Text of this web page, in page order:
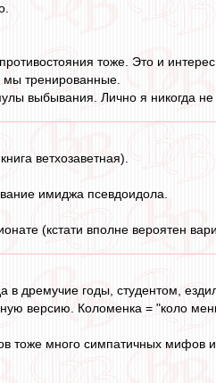
тоже. Это и
мы тренированные.
выбывания. Лично я никогда не
ветхозаветная).
имиджа псевдоидола.
(кстати вполне вероятен
в дремучие годы, студентом,
версию. Коломенка = "коло
тоже много симпатичных мифов